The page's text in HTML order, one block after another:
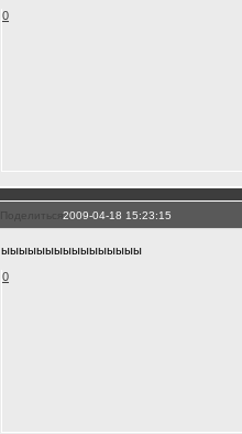
0
Поделиться2009-04-18 15:23:15
ыыыыыыыыыыыыыыыы
0